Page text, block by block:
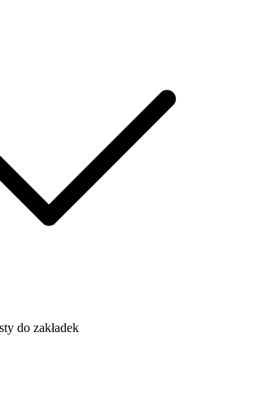
do zakładek